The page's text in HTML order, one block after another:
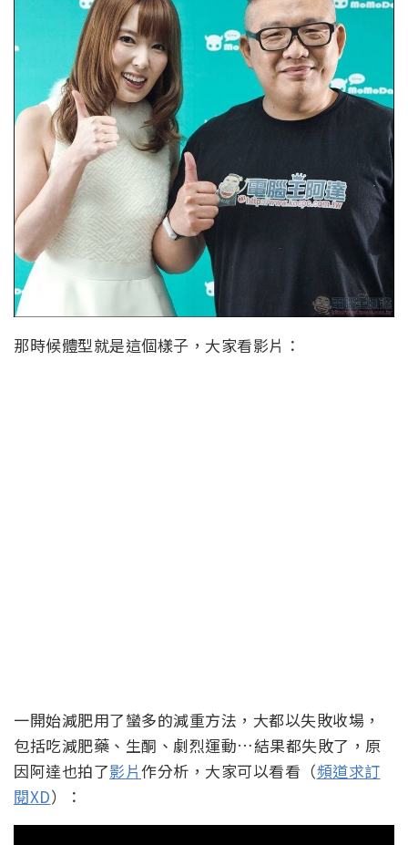
那時候體型就是這個樣子，大家看影片：
一開始減肥用了蠻多的減重方法，大都以失敗收場，
包括吃減肥藥、生酮、劇烈運動…結果都失敗了，原
因阿達也拍了影片作分析，大家可以看看（頻道求訂
閱XD）：